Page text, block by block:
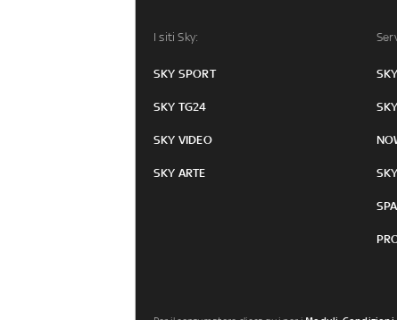
I siti Sky:
SKY SPORT
SKY TG24
SKY VIDEO
SKY ARTE